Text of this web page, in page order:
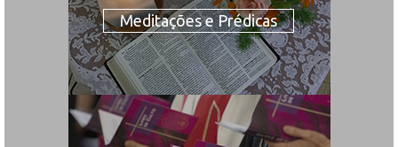
Meditações e Prédicas